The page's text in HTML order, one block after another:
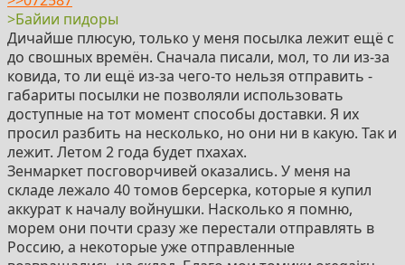
>Байии пидоры
Дичайше плюсую, только у меня посылка лежит ещё с
до свошных времён. Сначала писали, мол, то ли из-за
ковида, то ли ещё из-за чего-то нельзя отправить -
габариты посылки не позволяли использовать
доступные на тот момент способы доставки. Я их
просил разбить на несколько, но они ни в какую. Так и
лежит. Летом 2 года будет пхахах.
Зенмаркет посговорчивей оказались. У меня на
складе лежало 40 томов берсерка, которые я купил
аккурат к началу войнушки. Насколько я помню,
морем они почти сразу же перестали отправлять в
Россию, а некоторые уже отправленные